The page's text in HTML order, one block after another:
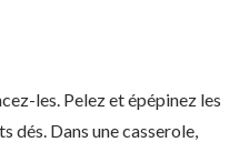
les. Pelez et épépinez les
dés. Dans une casserole,